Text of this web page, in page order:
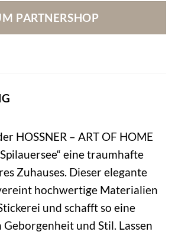
€
ist:
79,90 €.
PARTNERSHOP
HOSSNER – ART OF HOME
eine traumhafte
Zuhauses. Dieser elegante
hochwertige Materialien
und schafft so eine
und Stil. Lassen